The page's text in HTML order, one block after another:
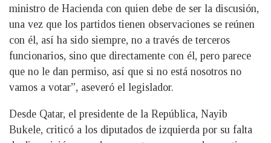
ministro de Hacienda con quien debe de ser la discusión,
una vez que los partidos tienen observaciones se reúnen
con él, así ha sido siempre, no a través de terceros
funcionarios, sino que directamente con él, pero parece
que no le dan permiso, así que si no está nosotros no
vamos a votar”, aseveró el legislador.
Desde Qatar, el presidente de la República, Nayib
Bukele, criticó a los diputados de izquierda por su falta